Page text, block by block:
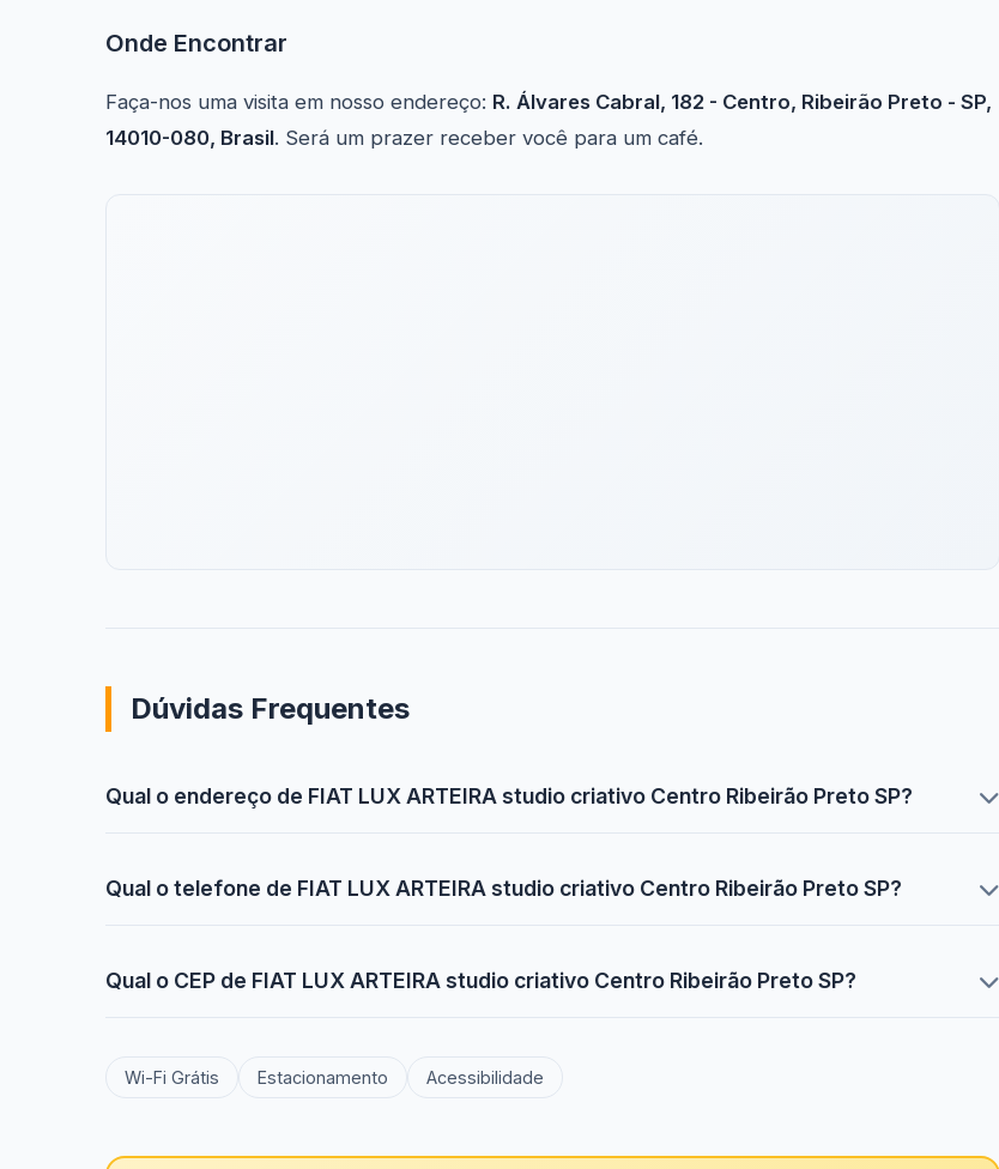
Onde Encontrar
Faça-nos uma visita em nosso endereço: R. Álvares Cabral, 182 - Centro, Ribeirão Preto - SP,
14010-080, Brasil. Será um prazer receber você para um café.
Dúvidas Frequentes
Qual o endereço de FIAT LUX ARTEIRA studio criativo Centro Ribeirão Preto SP?
Qual o telefone de FIAT LUX ARTEIRA studio criativo Centro Ribeirão Preto SP?
Qual o CEP de FIAT LUX ARTEIRA studio criativo Centro Ribeirão Preto SP?
Wi-Fi Grátis Estacionamento Acessibilidade